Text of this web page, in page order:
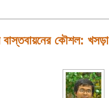
বাস্তবায়নের কৌশল: খসড়া